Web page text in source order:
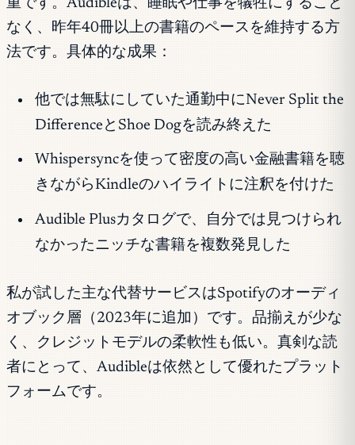
重です。Audibleは、睡眠や仕事を犠牲にすること
なく、昨年40冊以上の書籍のペースを維持する方
法です。具体的な成果：
他では無駄にしていた通勤中にNever Split the
Difference と Shoe Dogを読み終えた
Whispersyncを使って密度の高い金融書籍を聴
きながらKindleのハイライトに注釈を付けた
Audible Plusカタログで、自分では見つけられ
なかったニッチな書籍を複数発見した
私が試した主な代替サービスはSpotifyのオーディ
オブック層（2023年に追加）です。品揃えが少な
く、クレジットモデルの柔軟性も低い。真剣な読
者にとって、Audibleは依然として優れたプラット
フォームです。